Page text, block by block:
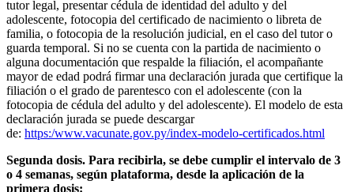
tutor legal, presentar cédula de identidad del adulto y del
adolescente, fotocopia del certificado de nacimiento o libreta de
familia, o fotocopia de la resolución judicial, en el caso del tutor o
guarda temporal. Si no se cuenta con la partida de nacimiento o
alguna documentación que respalde la filiación, el acompañante
mayor de edad podrá firmar una declaración jurada que certifique la
filiación o el grado de parentesco con el adolescente (con la
fotocopia de cédula del adulto y del adolescente). El modelo de esta
declaración jurada se puede descargar
de: https:/www.vacunate.gov.py/index-modelo-certificados.html
Segunda dosis. Para recibirla, se debe cumplir el intervalo de 3
o 4 semanas, según plataforma, desde la aplicación de la
primera dosis: